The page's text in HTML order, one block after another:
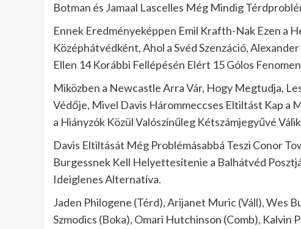
Botman és Jamaal Lascelles Még Mindig
Ennek Eredményeképpen Emil Krafth-Nak Ezen a
Középhátvédként, Ahol a Svéd Szenzáció,
Ellen 14 Korábbi Fellépésén Elért 15 Gólos
Miközben a Newcastle Arra Vár, Hogy Megtudja,
Védője, Mivel Davis Hárommeccses Eltiltást Kap a
a Hiányzók Közül Valószínűleg Kétszámjegyűvé
Davis Eltiltását Még Problémásabbá Teszi Conor
Burgessnek Kell Helyettesítenie a Balhátvéd
Ideiglenes Alternatíva.
Jaden Philogene (Térd), Arijanet Muric (Váll), Wes
Szmodics (Boka), Omari Hutchinson (Comb), Kalvin